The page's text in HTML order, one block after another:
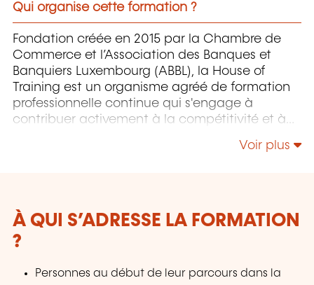
Qui organise cette formation ?
Fondation créée en 2015 par la Chambre de
Commerce et l’Association des Banques et
Banquiers Luxembourg (ABBL), la House of
Training est un organisme agréé de formation
professionnelle continue qui s'engage à
contribuer activement à la compétitivité et à
les compétences de ceux qui font vivre son
Voir plus
À QUI S’ADRESSE LA FORMATION
?
Personnes au début de leur parcours dans la